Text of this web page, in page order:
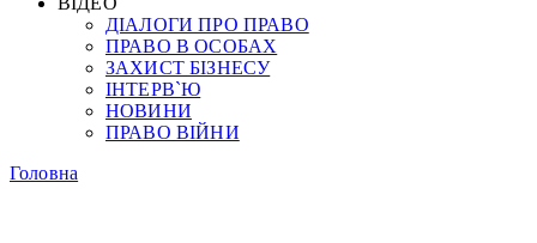
ДІАЛОГИ ПРО ПРАВО
ПРАВО В ОСОБАХ
ЗАХИСТ БІЗНЕСУ
ІНТЕРВ`Ю
НОВИНИ
ПРАВО ВІЙНИ
Головна